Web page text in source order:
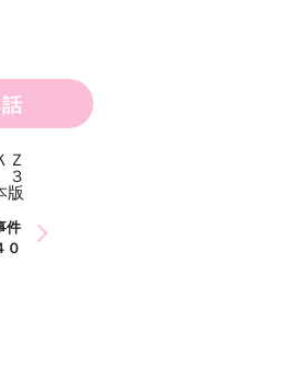
偵チームＫＺ事件
ート １１～２０